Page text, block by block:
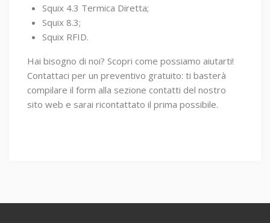
Squix 4.3 Termica Diretta;
Squix 8.3;
Squix RFID.
Hai bisogno di noi? Scopri come possiamo aiutarti!
Contattaci per un preventivo gratuito: ti basterà
compilare il form alla sezione contatti del nostro
sito web e sarai ricontattato il prima possibile.